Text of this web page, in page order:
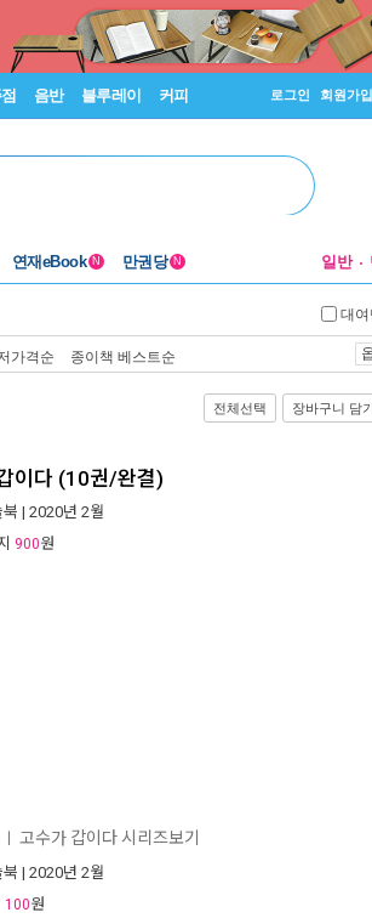
음반 블루레이 커피 로그인 회원가입
연재eBook N 만권당 N 일반
대여
가격순 종이책 베스트순
전체선택 장바구니 담
이다 (10권/완결)
북 | 2020년 2월
900원
고수가 갑이다 시리즈보기
북 | 2020년 2월
100원